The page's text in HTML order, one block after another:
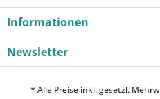
Informationen
Newsletter
* Alle Preise inkl. gesetzl.